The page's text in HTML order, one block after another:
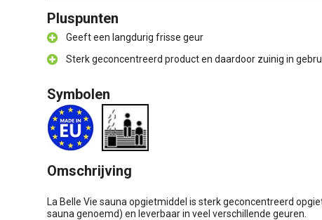
Pluspunten
Geeft een langdurig frisse geur
Sterk geconcentreerd product en daardoor zuinig in
Symbolen
Omschrijving
La Belle Vie sauna opgietmiddel is sterk geconcentreerd
sauna genoemd) en leverbaar in veel verschillende geuren.